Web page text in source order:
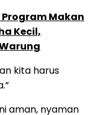
Program Makan
Kecil,
kita harus
aman, nyaman